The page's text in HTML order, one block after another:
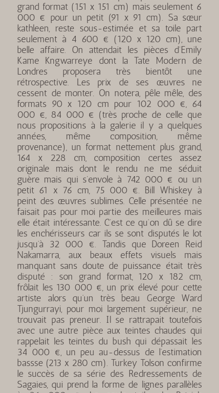
grand format (151 x 151 cm) mais seulement 6
000 € pour un petit (91 x 91 cm). Sa sœur
kathleen, reste sous-estimée et sa toile part
seulement à 4 600 € (120 x 120 cm), une
belle affaire. On attendait les pièces d’Emily
Kame Kngwarreye dont la Tate Modern de
Londres proposera très bientôt une
rétrospective. Les prix de ses œuvres ne
cessent de monter. On notera, pêle mêle, des
formats 90 x 120 cm pour 102 000 €, 64
000 €, 84 000 € (très proche de celle que
nous propositions à la galerie il y a quelques
années, même composition, même
provenance), un format nettement plus grand,
164 x 228 cm, composition certes assez
originale mais dont le rendu ne me séduit
guère mais qui s’envole à 742 000 € ou un
petit 61 x 76 cm, 75 000 €. Bill Whiskey à
peint des œuvres sublimes. Celle présentée ne
faisait pas pour moi partie des meilleures mais
elle était intéressante. C’est ce qu’on dû se dire
les enchérisseurs car ils se sont disputés le lot
jusqu’à 32 000 €. Tandis que Doreen Reid
Nakamarra, aux beaux effets visuels mais
manquant sans doute de puissance était très
disputé : son grand format, 120 x 182 cm,
frôlait les 130 000 €, un prix élevé pour cette
artiste alors qu’un très beau George Ward
Tjungurrayi, pour moi largement supérieur, ne
trouvait pas preneur. Il se rattrapait toutefois
avec une autre pièce aux teintes chaudes qui
rappelait les teintes du bush qui dépassait les
34 000 €, un peu au-dessus de l’estimation
bassse (213 x 280 cm). Turkey Tolson confirme
le succès de sa série des Redressements de
Sagaies, qui prend la forme de lignes parallèles